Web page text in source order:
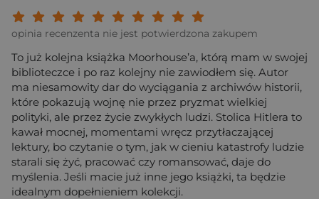
Twoja ocena:
Twoja ocena: Wybitna 9/
Twoja ocena: Rewelacyjna 8/
Twoja ocena: Bardzo dobra 7/10"
Twoja ocena: Dobra 6/10"
Twoja ocena: Przeciętna 5/10"
Twoja ocena: Może być 4/10"
Twoja ocena: Słaba 3/10"
Twoja ocena: Bardzo słaba 2/10"
Twoja ocena: Beznadziejna 1/10"
opinia recenzenta nie jest potwierdzona zakupem
To już kolejna książka Moorhouse’a, którą mam w swojej
biblioteczce i po raz kolejny nie zawiodłem się. Autor
ma niesamowity dar do wyciągania z archiwów historii,
które pokazują wojnę nie przez pryzmat wielkiej
polityki, ale przez życie zwykłych ludzi. Stolica Hitlera to
kawał mocnej, momentami wręcz przytłaczającej
lektury, bo czytanie o tym, jak w cieniu katastrofy ludzie
starali się żyć, pracować czy romansować, daje do
myślenia. Jeśli macie już inne jego książki, ta będzie
idealnym dopełnieniem kolekcji.